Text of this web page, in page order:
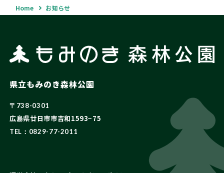
シ
ョ
Home お知らせ
県立もみのき森林公園
〒738-0301
広島県廿日市市吉和1593−75
TEL：0829-77-2011